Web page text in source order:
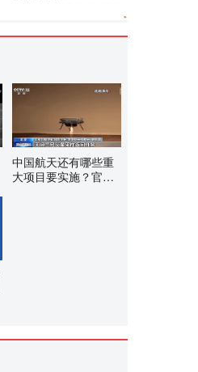
中国航天还有哪些重
大项目要实施？官方